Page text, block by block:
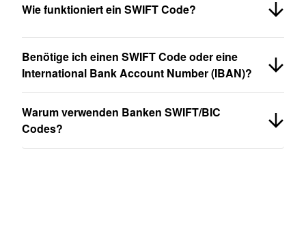
Wie funktioniert ein SWIFT Code?
Benötige ich einen SWIFT Code oder eine
International Bank Account Number (IBAN)?
Warum verwenden Banken SWIFT/BIC
Codes?